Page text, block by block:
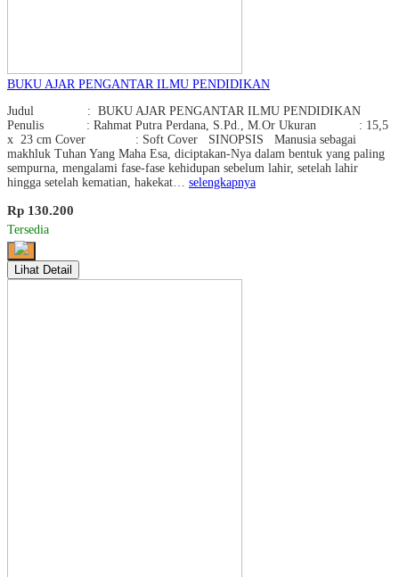
BUKU AJAR PENGANTAR ILMU PENDIDIKAN
Judul : BUKU AJAR PENGANTAR ILMU PENDIDIKAN
Penulis : Rahmat Putra Perdana, S.Pd., M.Or Ukuran : 15,5
x 23 cm Cover : Soft Cover SINOPSIS Manusia sebagai
makhluk Tuhan Yang Maha Esa, diciptakan-Nya dalam bentuk yang paling
sempurna, mengalami fase-fase kehidupan sebelum lahir, setelah lahir
hingga setelah kematian, hakekat… selengkapnya
Rp 130.200
Tersedia
Lihat Detail